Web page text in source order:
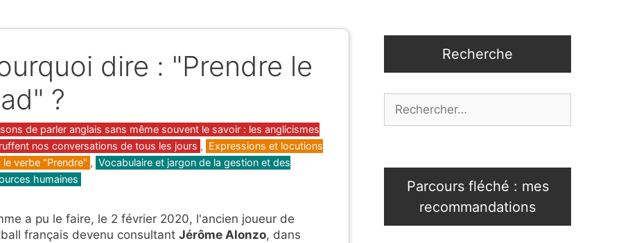
dire : "Prendre le
?
de parler anglais sans même souvent le savoir : les anglicismes
nos conversations de tous les jours , Expressions et locutions
le verbe "Prendre" , Vocabulaire et jargon de la gestion et des
humaines
a pu le faire, le 2 février 2020, l'ancien joueur de
français devenu consultant Jérôme Alonzo, dans
Recherche
Parcours fléché : mes
recommandations